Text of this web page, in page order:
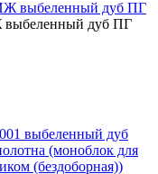
дуб ПГ